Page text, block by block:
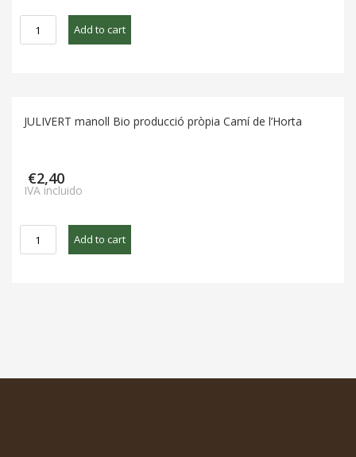
semi
quantity
Add to cart
JULIVERT manoll Bio producció pròpia Camí de l’Horta
€2,40
IVA incluido
manoll
Add to cart